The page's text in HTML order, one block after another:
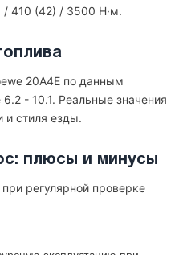
410 (42) / 3500 Н·м.
20A4E по данным
6.2 - 10.1. Реальные значения
и стиля езды.
плюсы и минусы
регулярной проверке